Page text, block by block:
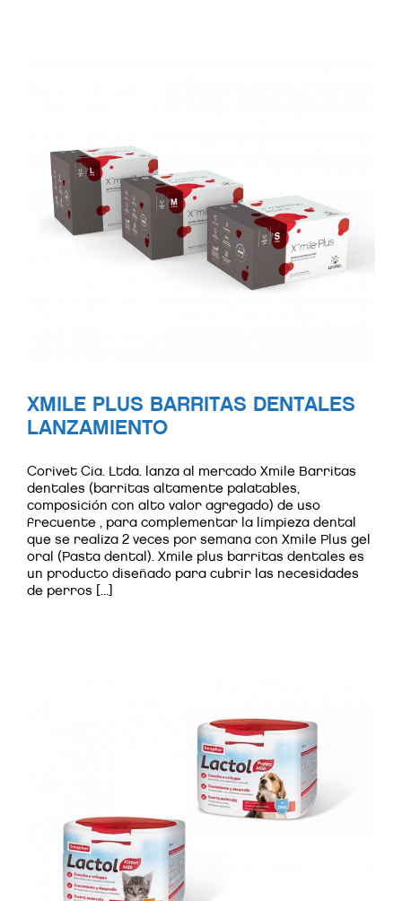
XMILE PLUS BARRITAS DENTALES
LANZAMIENTO
Corivet Cia. Ltda. lanza al mercado Xmile Barritas
dentales (barritas altamente palatables,
composición con alto valor agregado) de uso
frecuente , para complementar la limpieza dental
que se realiza 2 veces por semana con Xmile Plus gel
oral (Pasta dental). Xmile plus barritas dentales es
un producto diseñado para cubrir las necesidades
de perros [...]